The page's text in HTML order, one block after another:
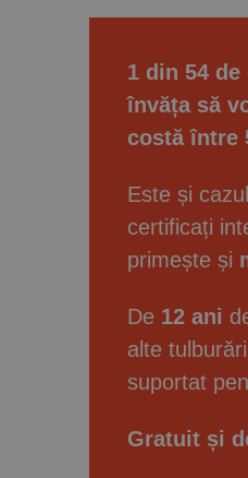
1 din 54
învăța să
costă între
Este și
certificați
primește și
De 12 ani
alte
suportat
Gratuit și